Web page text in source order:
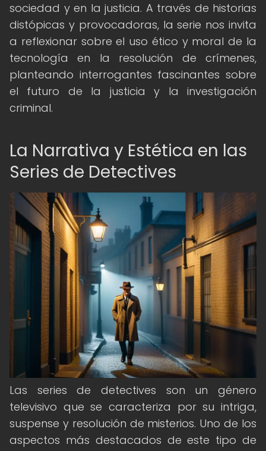
sociedad y en la justicia. A través de historias
distópicas y provocadoras, la serie nos invita
a reflexionar sobre el uso ético y moral de la
tecnología en la resolución de crímenes,
planteando interrogantes fascinantes sobre
el futuro de la justicia y la investigación
criminal.
La Narrativa y Estética en las
Series de Detectives
Las series de detectives son un género
televisivo que se caracteriza por su intriga,
suspense y resolución de misterios. Uno de los
aspectos más destacados de este tipo de